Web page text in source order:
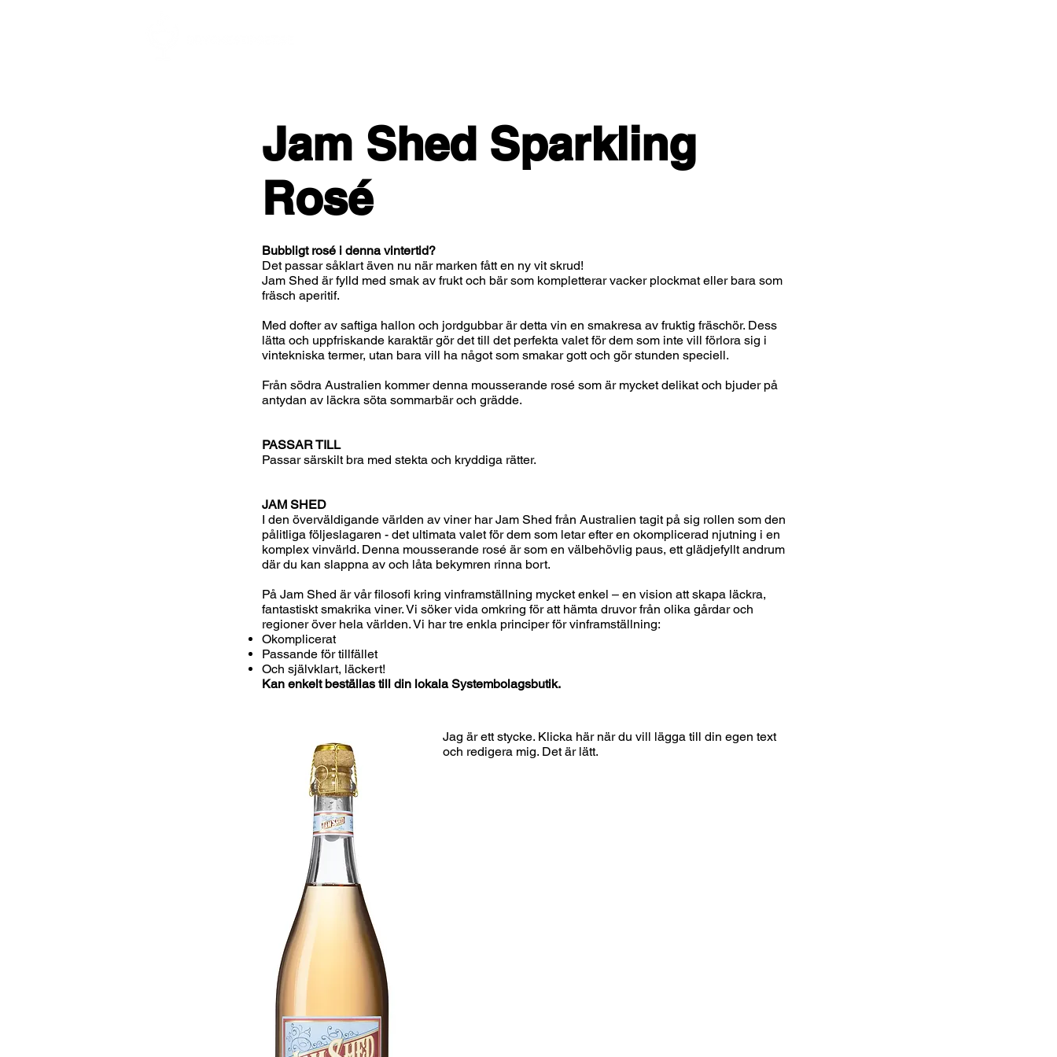
Jam Shed Sparkling
Rosé
Bubbligt rosé i denna vintertid?
Det passar såklart även nu när marken fått en ny vit skrud!
Jam Shed är fylld med smak av frukt och bär som kompletterar vacker plockmat eller bara som
fräsch aperitif.
Med dofter av saftiga hallon och jordgubbar är detta vin en smakresa av fruktig fräschör. Dess
lätta och uppfriskande karaktär gör det till det perfekta valet för dem som inte vill förlora sig i
vintekniska termer, utan bara vill ha något som smakar gott och gör stunden speciell.
Från södra Australien kommer denna mousserande rosé som är mycket delikat och bjuder på
antydan av läckra söta sommarbär och grädde.
PASSAR TILL
Passar särskilt bra med stekta och kryddiga rätter.
JAM SHED
I den överväldigande världen av viner har Jam Shed från Australien tagit på sig rollen som den
pålitliga följeslagaren - det ultimata valet för dem som letar efter en okomplicerad njutning i en
komplex vinvärld. Denna mousserande rosé är som en välbehövlig paus, ett glädjefyllt andrum
där du kan slappna av och låta bekymren rinna bort.
På Jam Shed är vår filosofi kring vinframställning mycket enkel – en vision att skapa läckra,
fantastiskt smakrika viner. Vi söker vida omkring för att hämta druvor från olika gårdar och
regioner över hela världen. Vi har tre enkla principer för vinframställning:
Okomplicerat
Passande för tillfället
Och självklart, läckert!
Kan enkelt beställas till din lokala Systembolagsbutik.
Jag är ett stycke. Klicka här när du vill lägga till din egen text
och redigera mig. Det är lätt.